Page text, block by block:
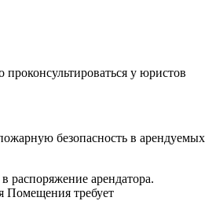
у юристов
безопасность в арендуемых
распоряжение арендатора.
Помещения требует